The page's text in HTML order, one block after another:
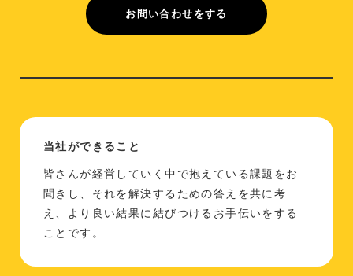
お問い合わせをする
当社ができること
皆さんが経営していく中で抱えている課題をお
聞きし、それを解決するための答えを共に考
え、より良い結果に結びつけるお手伝いをする
ことです。